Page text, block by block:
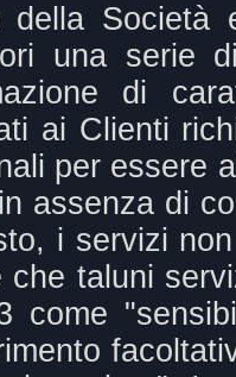
della Società
una serie
di
ai Clienti
per essere
assenza di
i servizi
che taluni
come